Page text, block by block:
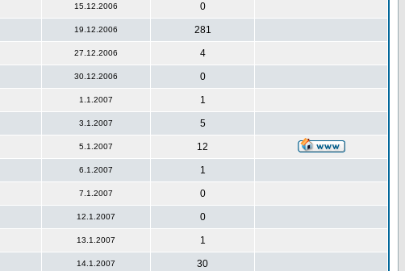
15.12.2006 0
19.12.2006 281
27.12.2006 4
30.12.2006 0
1.1.2007 1
3.1.2007 5
5.1.2007 12
6.1.2007 1
7.1.2007 0
12.1.2007 0
13.1.2007 1
14.1.2007 30